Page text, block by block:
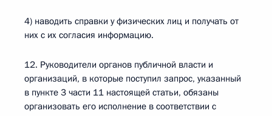
4) наводить справки у физических лиц и получать от
них с их согласия информацию.
12. Руководители органов публичной власти и
организаций, в которые поступил запрос, указанный
в пункте 3 части 11 настоящей статьи, обязаны
организовать его исполнение в соответствии с